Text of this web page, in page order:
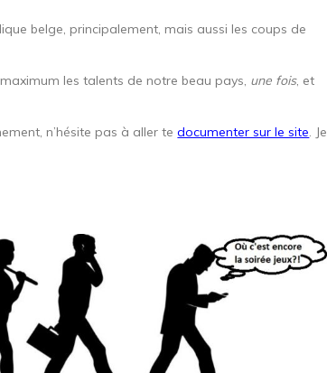
belge, principalement, mais aussi les coups de
les talents de notre beau pays, une fois, et
n’hésite pas à aller tedocumenter sur le site. Je